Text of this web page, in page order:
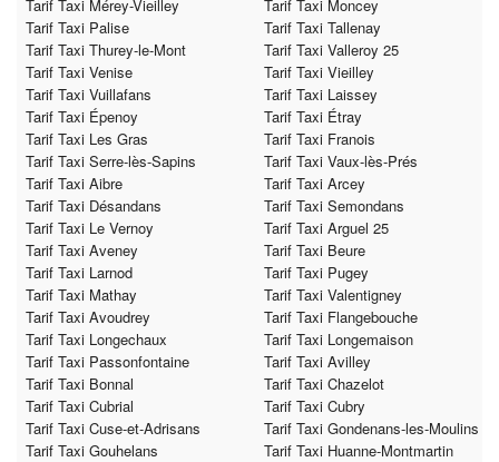
Tarif Taxi Mérey-Vieilley
Tarif Taxi Moncey
Tarif Taxi Palise
Tarif Taxi Tallenay
Tarif Taxi Thurey-le-Mont
Tarif Taxi Valleroy 25
Tarif Taxi Venise
Tarif Taxi Vieilley
Tarif Taxi Vuillafans
Tarif Taxi Laissey
Tarif Taxi Épenoy
Tarif Taxi Étray
Tarif Taxi Les Gras
Tarif Taxi Franois
Tarif Taxi Serre-lès-Sapins
Tarif Taxi Vaux-lès-Prés
Tarif Taxi Aibre
Tarif Taxi Arcey
Tarif Taxi Désandans
Tarif Taxi Semondans
Tarif Taxi Le Vernoy
Tarif Taxi Arguel 25
Tarif Taxi Aveney
Tarif Taxi Beure
Tarif Taxi Larnod
Tarif Taxi Pugey
Tarif Taxi Mathay
Tarif Taxi Valentigney
Tarif Taxi Avoudrey
Tarif Taxi Flangebouche
Tarif Taxi Longechaux
Tarif Taxi Longemaison
Tarif Taxi Passonfontaine
Tarif Taxi Avilley
Tarif Taxi Bonnal
Tarif Taxi Chazelot
Tarif Taxi Cubrial
Tarif Taxi Cubry
Tarif Taxi Cuse-et-Adrisans
Tarif Taxi Gondenans-les-Moulins
Tarif Taxi Gouhelans
Tarif Taxi Huanne-Montmartin